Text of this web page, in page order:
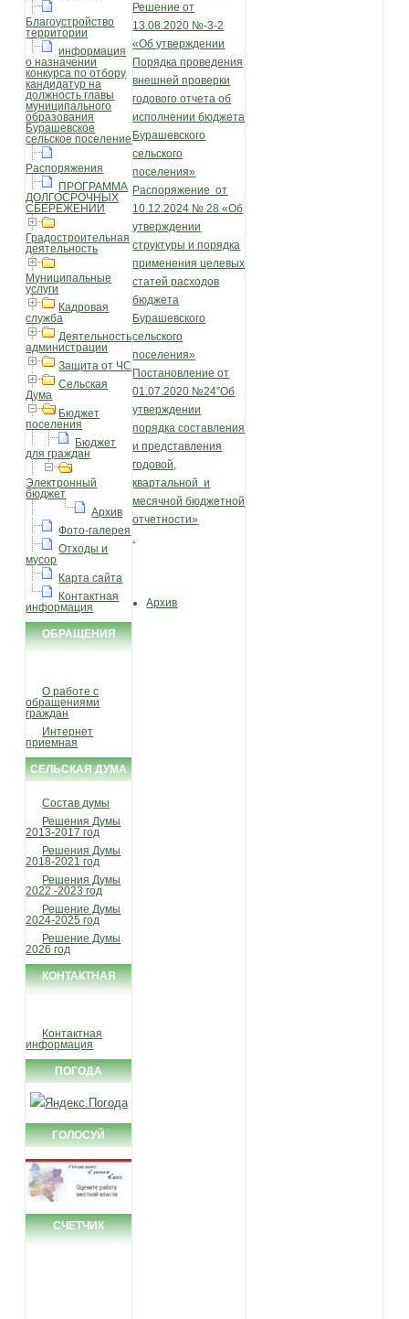
Благоустройство
территории
информация
о назначении
конкурса по отбору
кандидатур на
должность главы
муниципального
образования
Бурашевское
сельское поселение
Распоряжения
ПРОГРАММА
ДОЛГОСРОЧНЫХ
СБЕРЕЖЕНИЙ
Градостроительная
деятельность
Муниципальные
услуги
Кадровая
служба
Деятельность
администрации
Защита от ЧС
Сельская
Дума
Бюджет
поселения
Бюджет
для граждан
Электронный
бюджет
Архив
Фото-галерея
Отходы и
мусор
Карта сайта
Контактная
информация
ОБРАЩЕНИЯ
О работе с
обращениями
граждан
Интернет
приемная
СЕЛЬСКАЯ ДУМА
Состав думы
Решения Думы
2013-2017 год
Решения Думы
2018-2021 год
Решения Думы
2022 -2023 год
Решение Думы
2024-2025 год
Решение Думы
2026 год
КОНТАКТНАЯ
Контактная
информация
ПОГОДА
ГОЛОСУЙ
СЧЕТЧИК
Решение от
13.08.2020 №-3-2
«Об утверждении
Порядка проведения
внешней проверки
годового отчета об
исполнении бюджета
Бурашевского
сельского
поселения»
Распоряжение от
10.12.2024 № 28 «Об
утверждении
структуры и порядка
применения целевых
статей расходов
бюджета
Бурашевского
сельского
поселения»
Постановление от
01.07.2020 №24″Об
утверждении
порядка составления
и представления
годовой,
квартальной и
месячной бюджетной
отчетности»
.
Архив